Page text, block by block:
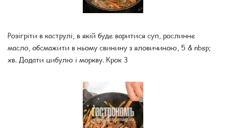
Розігріти в каструлі, в якій буде варитися суп, рослинне
масло, обсмажити в ньому свинину з яловичиною, 5 & nbsp;
хв. Додати цибулю і моркву. Крок 3